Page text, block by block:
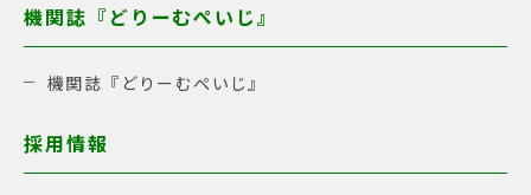
機関誌『どりーむぺいじ』
機関誌『どりーむぺいじ』
採用情報